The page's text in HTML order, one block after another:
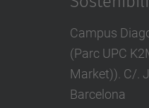
Campus
(Parc UPC
Market)). C/.
Barcelona